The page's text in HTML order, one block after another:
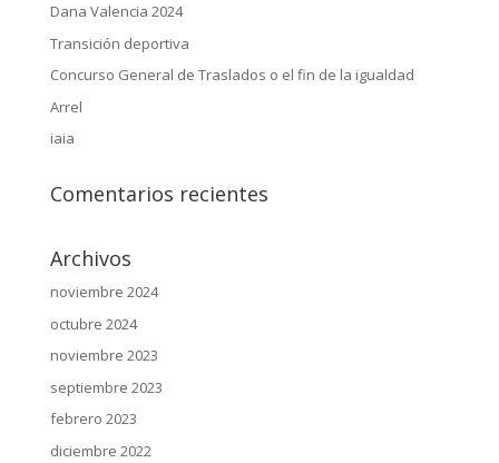
Dana Valencia 2024
Transición deportiva
Concurso General de Traslados o el fin de la igualdad
Arrel
iaia
Comentarios recientes
Archivos
noviembre 2024
octubre 2024
noviembre 2023
septiembre 2023
febrero 2023
diciembre 2022